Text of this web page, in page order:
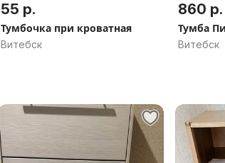
55 р.
Тумбочка при кроватная
Витебск
860 р.
Тумба
Витебск